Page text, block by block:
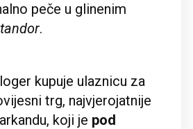
peče u glinenim
tandor.
kupuje ulaznicu za
trg, najvjerojatnije
koji je pod